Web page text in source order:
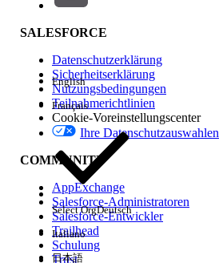
Auswirkungen auf Funktionen
Edition
Erfahrung
SALESFORCE
Datenschutzerklärung
Sicherheitserklärung
Nutzungsbedingungen
Teilnahmerichtlinien
Cookie-Voreinstellungscenter
Ihre Datenschutzauswahlen
COMMUNITY
AppExchange
Salesforce-Administratoren
Salesforce-Entwickler
Trailhead
Schulung
Trust
English
Français
Select OrgDeutsch
Italiano
日本語